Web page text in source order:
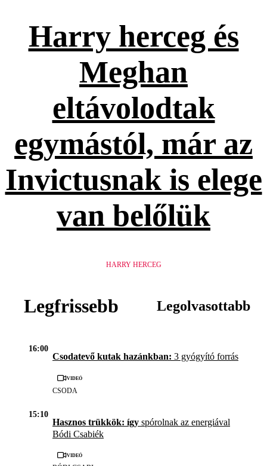
Harry herceg és
Meghan
eltávolodtak
egymástól, már az
Invictusnak is elege
van belőlük
HARRY HERCEG
Legfrissebb Legolvasottabb
16:00
Csodatevő kutak hazánkban: 3 gyógyító forrás
Videó
CSODA
15:10
Hasznos trükkök: így spórolnak az energiával
Bódi Csabiék
Videó